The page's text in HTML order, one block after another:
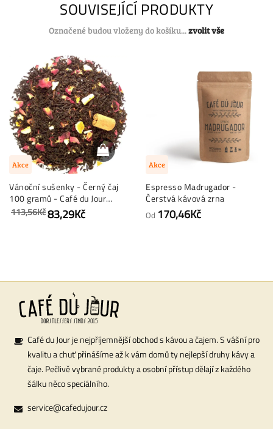
SOUVISEJÍCÍ PRODUKTY
Označené budou vloženy do košíku...zvolit vše
Akce
Vánoční sušenky - Černý čaj
100 gramů - Café du Jour
sypaný čaj
113,56Kč83,29Kč
Akce
Espresso Madrugador -
Čerstvá kávová zrna
Od 170,46Kč
Café du Jour je nejpříjemnější obchod s kávou a čajem. S vášní pro
kvalitu a chuť přinášíme až k vám domů ty nejlepší druhy kávy a
čaje. Pečlivě vybrané produkty a osobní přístup dělají z každého
šálku něco speciálního.
service@cafedujour.cz